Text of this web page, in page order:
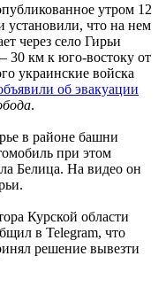
утром 12
установили, что на нем
через село Гирьи
30 км к юго-востоку от
украинские войска
об эвакуации
.
в районе башни
при этом
Белица. На видео он
Курской области
в Telegram, что
решение вывезти